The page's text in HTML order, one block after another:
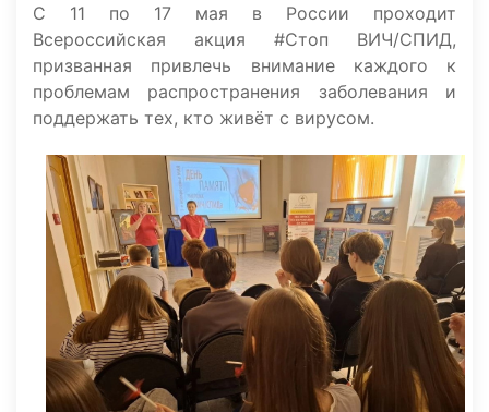
С 11 по 17 мая в России проходит
Всероссийская акция #Стоп ВИЧ/СПИД,
призванная привлечь внимание каждого к
проблемам распространения заболевания и
поддержать тех, кто живёт с вирусом.